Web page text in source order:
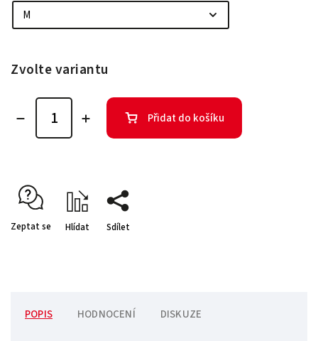
Zvolte variantu
Přidat do košíku
Zeptat se Hlídat Sdílet
POPIS HODNOCENÍ DISKUZE